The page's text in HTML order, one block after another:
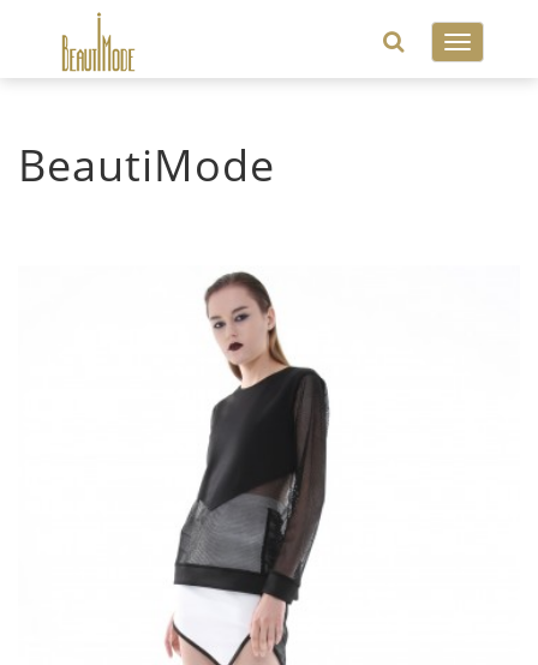
Toggle
BeautiMode